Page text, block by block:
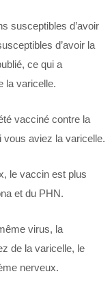
susceptibles d’avoir
d’avoir la
ce qui a
la varicelle.
vacciné contre la
vous aviez la varicelle.
le vaccin est plus
et du PHN.
virus, la
de la varicelle, le
nerveux.